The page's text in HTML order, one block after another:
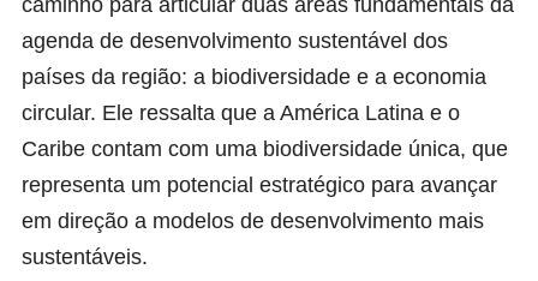
caminho para articular duas áreas fundamentais da
agenda de desenvolvimento sustentável dos
países da região: a biodiversidade e a economia
circular. Ele ressalta que a América Latina e o
Caribe contam com uma biodiversidade única, que
representa um potencial estratégico para avançar
em direção a modelos de desenvolvimento mais
sustentáveis.